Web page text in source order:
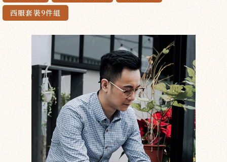
西服套裝9件組